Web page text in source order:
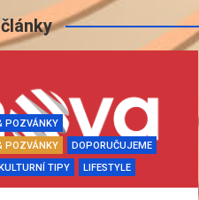
POZVÁNKY
POZVÁNKY
DOPORUČUJEME
KULTURNÍ TIPY LIFESTYLE